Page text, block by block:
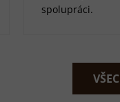
spolupráci.